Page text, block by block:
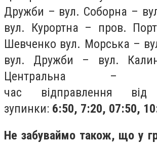
Дружби – вул. Соборна –
вул. Курортна – пров.
Шевченко вул. Морська –
вул. Дружби – вул.
Центральна –
час відправлення від
зупинки: 6:50, 7:20, 07:50,
Не забуваймо також, що у